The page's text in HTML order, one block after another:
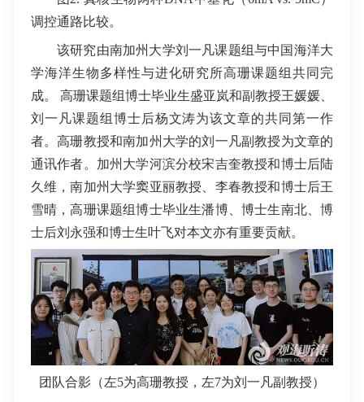
调控通路比较。
该研究由南加州大学刘一凡课题组与中国海洋大
学海洋生物多样性与进化研究所高珊课题组共同完
成。 高珊课题组博士毕业生盛亚岚和副教授王媛媛、
刘一凡课题组博士后杨文涛为该文章的共同第一作
者。高珊教授和南加州大学的刘一凡副教授为文章的
通讯作者。加州大学河滨分校宋吉奎教授和博士后陆
久维，南加州大学窦亚丽教授、李春教授和博士后王
雪晴，高珊课题组博士毕业生潘博、博士生南北、博
士后刘永强和博士生叶飞对本文亦有重要贡献。
团队合影（左5为高珊教授，左7为刘一凡副教授）